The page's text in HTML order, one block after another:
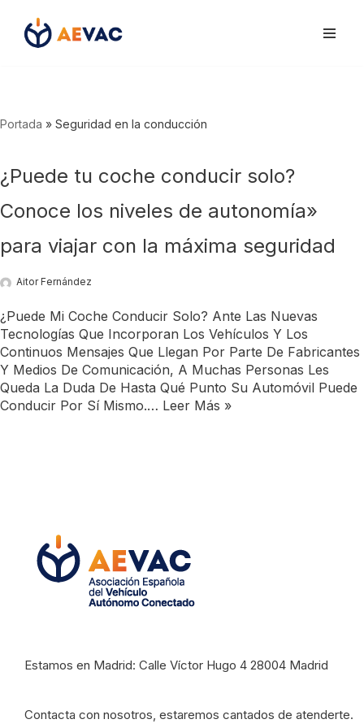
Saltar
Portada » Seguridad en la conducción
¿Puede tu coche conducir solo?
Conoce los niveles de autonomía»
para viajar con la máxima seguridad
Aitor Fernández
¿Puede Mi Coche Conducir Solo? Ante Las Nuevas
Tecnologías Que Incorporan Los Vehículos Y Los
Continuos Mensajes Que Llegan Por Parte De Fabricantes
Y Medios De Comunicación, A Muchas Personas Les
Queda La Duda De Hasta Qué Punto Su Automóvil Puede
Conducir Por Sí Mismo.… Leer Más »
Estamos en Madrid: Calle Víctor Hugo 4 28004 Madrid
Contacta con nosotros, estaremos cantados de atenderte.